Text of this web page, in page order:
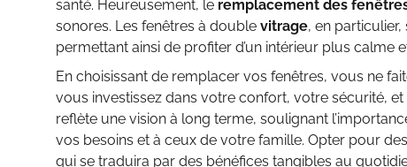
santé. Heureusement, le remplacement des
sonores. Les fenêtres à double vitrage, en
permettant ainsi de profiter d’un intérieur plus calme
En choisissant de remplacer vos fenêtres, vous ne
vous investissez dans votre confort, votre sécurité,
reflète une vision à long terme, soulignant
vos besoins et à ceux de votre famille. Opter pour
qui se traduira par des bénéfices tangibles au